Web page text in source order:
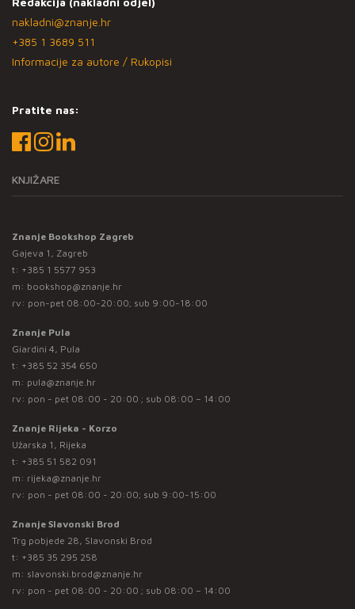
nakladni@znanje.hr
+385 1 3689 511
Informacije za autore / Rukopisi
Pratite nas:
KNJIŽARE
Znanje Bookshop Zagreb
Gajeva 1, Zagreb
t: +385 1 5577 953
m: bookshop@znanje.hr
rv: pon-pet 08:00-20:00; sub 9:00-18:00
Znanje Pula
Giardini 4, Pula
t: +385 52 354 650
m: pula@znanje.hr
rv: pon - pet 08:00 - 20:00 ; sub 08:00 – 14:00
Znanje Rijeka - Korzo
Užarska 1, Rijeka
t: +385 51 582 091
m: rijeka@znanje.hr
rv: pon - pet 08:00 - 20:00; sub 9:00-15:00
Znanje Slavonski Brod
Trg pobjede 28, Slavonski Brod
t: +385 35 295 258
m: slavonski.brod@znanje.hr
rv: pon - pet 08:00 - 20:00 ; sub 08:00 – 14:00